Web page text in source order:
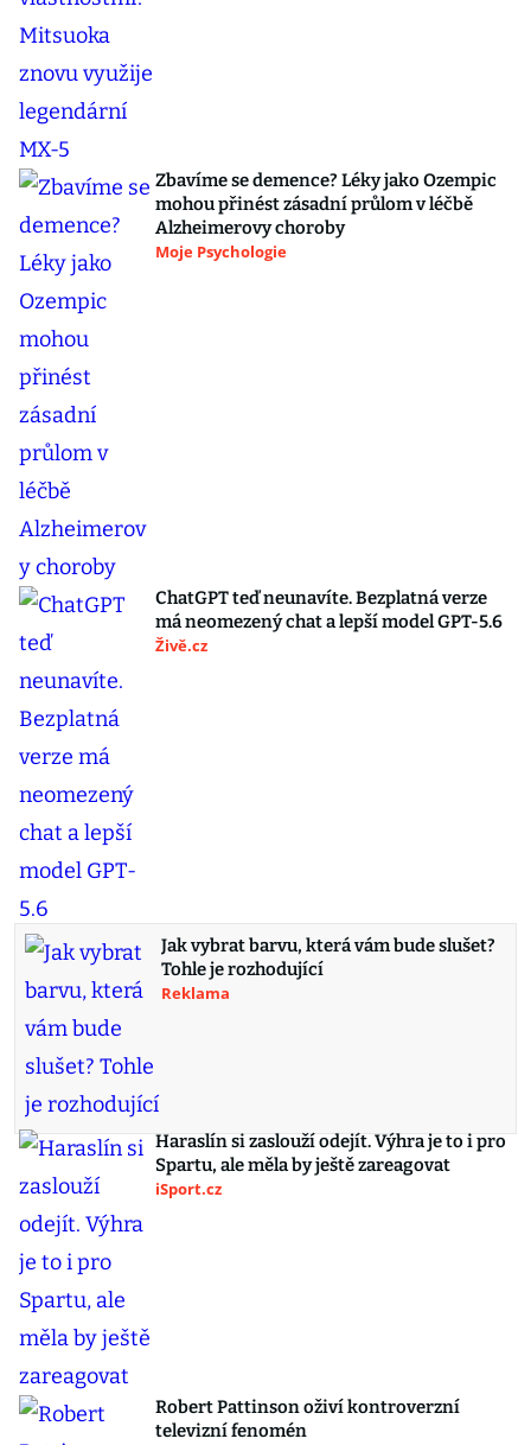
Zbavíme se demence? Léky jako Ozempic
mohou přinést zásadní průlom v léčbě
Alzheimerovy choroby
Moje Psychologie
ChatGPT teď neunavíte. Bezplatná verze
má neomezený chat a lepší model GPT-5.6
Živě.cz
Jak vybrat barvu, která vám bude slušet?
Tohle je rozhodující
Reklama
Haraslín si zaslouží odejít. Výhra je to i pro
Spartu, ale měla by ještě zareagovat
iSport.cz
Robert Pattinson oživí kontroverzní
televizní fenomén